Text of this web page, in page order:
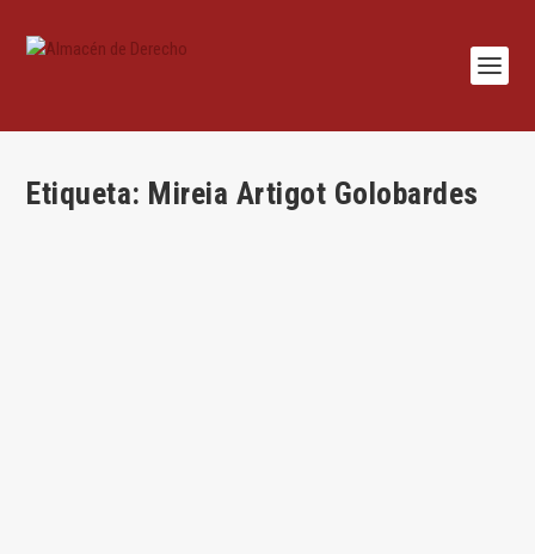
Etiqueta: Mireia Artigot Golobardes